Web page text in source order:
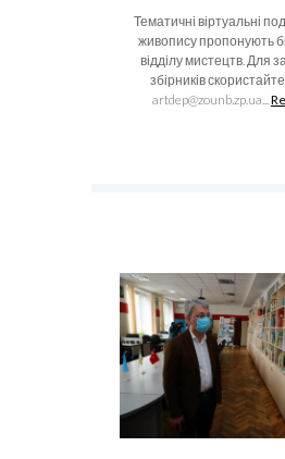
Тематичні віртуальні
живопису пропонують
відділу мистецтв. Для
збірників
artdep@zounb.zp.ua...